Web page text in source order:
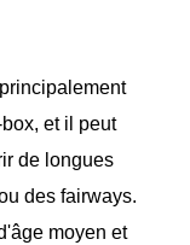
et il peut
de longues
des fairways.
moyen et